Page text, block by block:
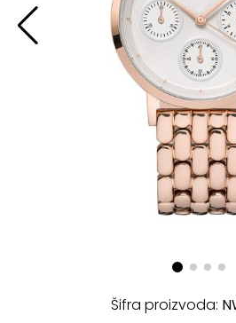
Šifra proizvoda: